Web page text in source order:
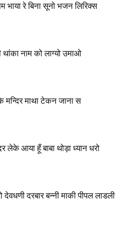
भाया रे बिना सूनो भजन लिरिक्स
थांका नाम को लाग्यो उमाओ
मन्दिर माथा टेकन जाना स
लेके आया हूँ बाबा थोड़ा ध्यान धरो
देवधणी दरबार बन्नी माकी पीपल लाडली